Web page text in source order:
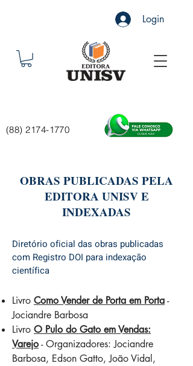
Login
(88) 2174-1770
OBRAS PUBLICADAS PELA
EDITORA UNISV E
INDEXADAS
Diretório oficial das obras publicadas
com Registro DOI para indexação
científica
Livro Como Vender de Porta em Porta-
Jociandre Barbosa
Livro O Pulo do Gato em Vendas:
Varejo- Organizadores: Jociandre
Barbosa, Edson Gatto, João Vidal,